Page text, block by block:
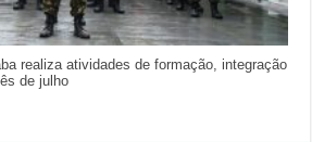
realiza atividades de formação, integração
de julho